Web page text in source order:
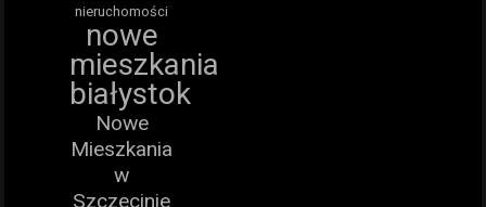
nieruchomości
nowe
mieszkania
białystok
Nowe
Mieszkania
w
Szczecinie